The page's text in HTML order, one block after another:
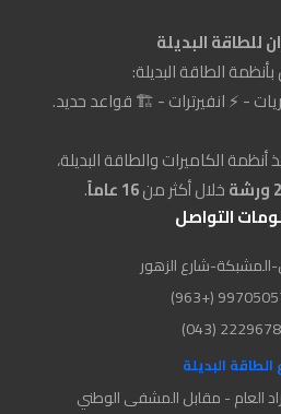
للطاقة البديلة
الطاقة البديلة:
- ⚡ انفيرترات - 🏗️ قواعد حديد.
الكاميرات والطاقة البديلة،
خلال أكثر من16 عاماً
.
التواصل
شارع الزهور
الطاقة البديلة
العام - مقابل المشفى الوطني